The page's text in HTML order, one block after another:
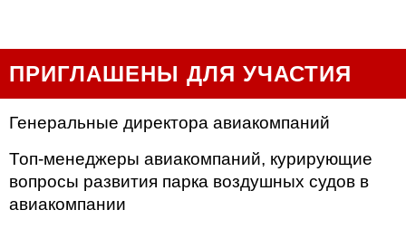
ПРИГЛАШЕНЫ ДЛЯ УЧАСТИЯ
Генеральные директора авиакомпаний
Топ-менеджеры авиакомпаний, курирующие
вопросы развития парка воздушных судов в
авиакомпании